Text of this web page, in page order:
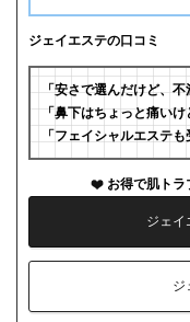
ジェイエステの口コミ
「安さで選んだけど、
「鼻下はちょっと痛い
「フェイシャルエステ
お得で肌ト
ジェイ
ジ